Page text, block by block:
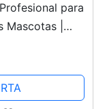
para
|
| Tijeras